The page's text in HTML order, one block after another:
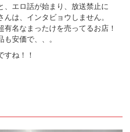
、エロ話が始まり、放送禁止に
は、インタビョウしません。
名なまったけを売ってるお店！
安価で、、。
すね！！